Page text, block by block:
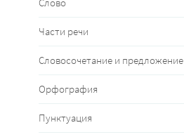
Части речи
Словосочетание и предложение
Орфография
Пунктуация